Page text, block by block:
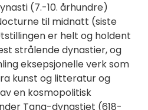
(7.-10. århundre)
til midnatt (siste
er helt og holdent
strålende dynastier, og
eksepsjonelle verk som
kunst og litteratur og
en kosmopolitisk
Tang-dynastiet (618-